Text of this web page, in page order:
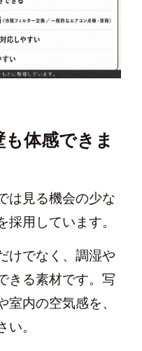
体感できま
は見る機会の少な
採用しています。
けでなく、調湿や
きる素材です。写
内の空気感を、
。